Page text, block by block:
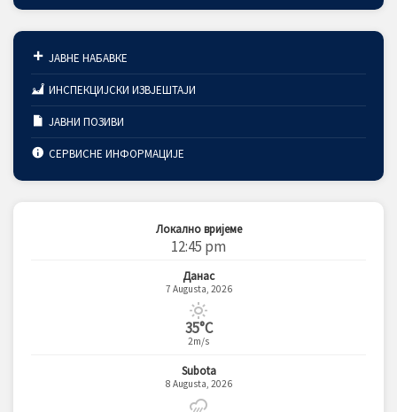
ЈАВНЕ НАБАВКЕ
ИНСПЕКЦИЈСКИ ИЗВЈЕШТАЈИ
ЈАВНИ ПОЗИВИ
СЕРВИСНЕ ИНФОРМАЦИЈЕ
Локално вријеме
12:45 pm
Данас
7 Augusta, 2026
35°C
2m/s
Subota
8 Augusta, 2026